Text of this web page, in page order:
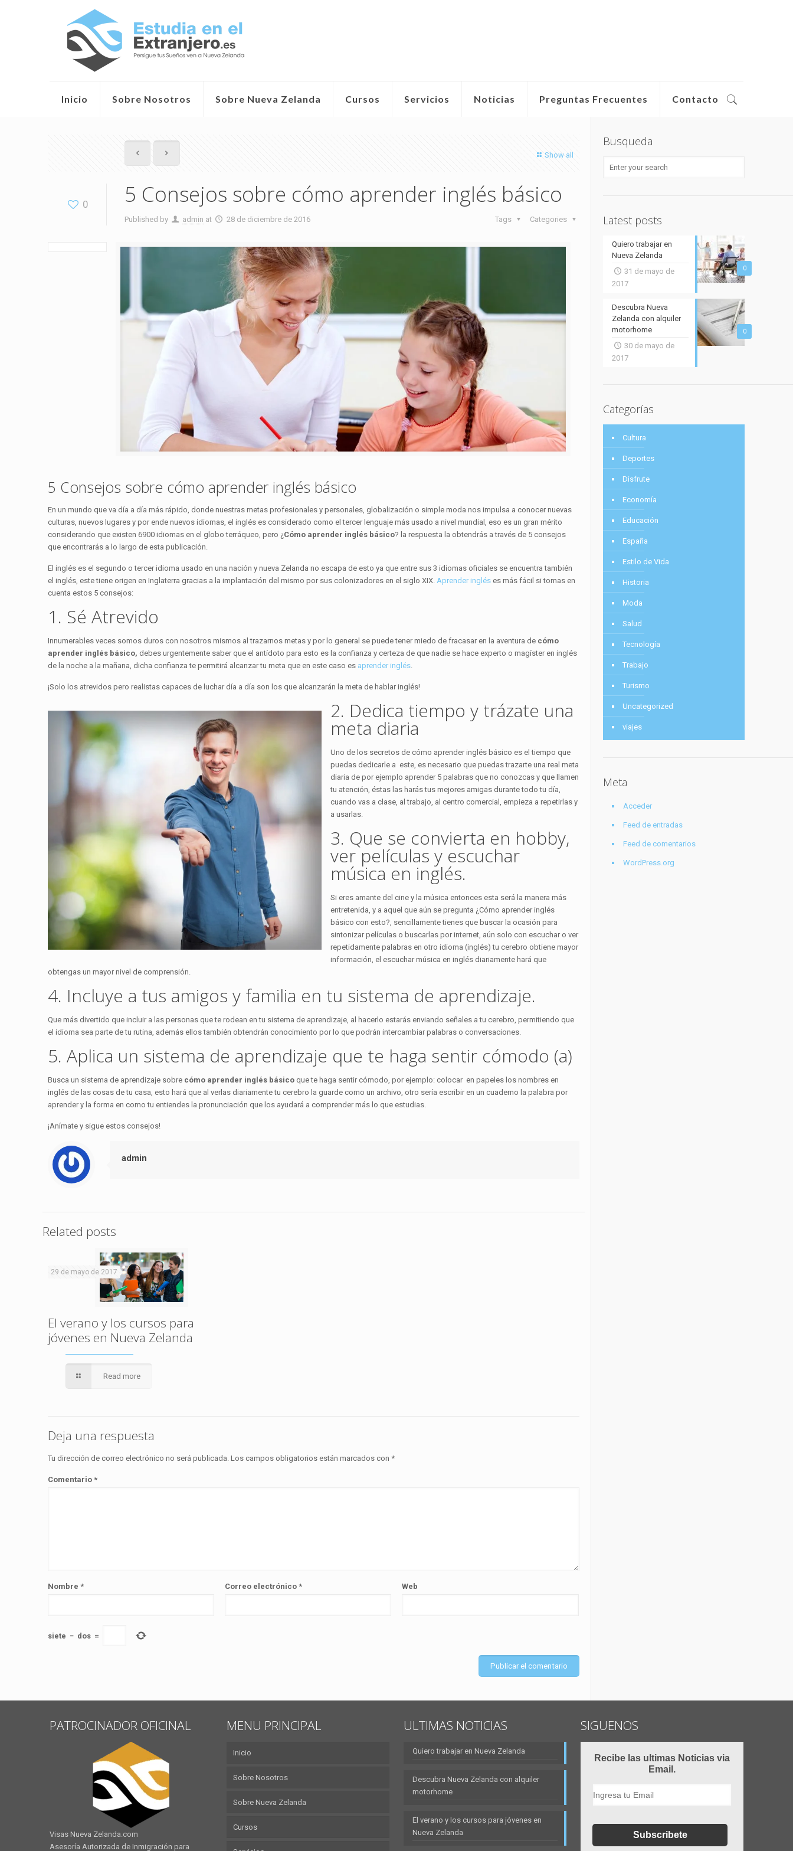
Inicio Sobre Nosotros Sobre Nueva Zelanda Cursos Servicios Noticias Preguntas Frecuentes Contacto
Show all
0 5 Consejos sobre cómo aprender inglés básico
Published by admin at 28 de diciembre de 2016 Categories
Tags
5 Consejos sobre cómo aprender inglés básico
En un mundo que va día a día más rápido, donde nuestras metas profesionales y personales, globalización o simple moda nos impulsa a conocer nuevas
culturas, nuevos lugares y por ende nuevos idiomas, el inglés es considerado como el tercer lenguaje más usado a nivel mundial, eso es un gran mérito
considerando que existen 6900 idiomas en el globo terráqueo, pero ¿ Cómo aprender inglés básico? la respuesta la obtendrás a través de 5 consejos
que encontrarás a lo largo de esta publicación.
El inglés es el segundo o tercer idioma usado en una nación y nueva Zelanda no escapa de esto ya que entre sus 3 idiomas oficiales se encuentra también
el inglés, este tiene origen en Inglaterra gracias a la implantación del mismo por sus colonizadores en el siglo XIX.Aprender inglés es más fácil si tomas en
cuenta estos 5 consejos:
1. Sé Atrevido
Innumerables veces somos duros con nosotros mismos al trazarnos metas y por lo general se puede tener miedo de fracasar en la aventura de cómo
aprender inglés básico, debes urgentemente saber que el antídoto para esto es la confianza y certeza de que nadie se hace experto o magíster en inglés
de la noche a la mañana, dicha confianza te permitirá alcanzar tu meta que en este caso es aprender inglés.
¡Solo los atrevidos pero realistas capaces de luchar día a día son los que alcanzarán la meta de hablar inglés!
2. Dedica tiempo y trázate una
meta diaria
Uno de los secretos de cómo aprender inglés básico es el tiempo que
puedas dedicarle a este, es necesario que puedas trazarte una real meta
diaria de por ejemplo aprender 5 palabras que no conozcas y que llamen
tu atención, éstas las harás tus mejores amigas durante todo tu día,
cuando vas a clase, al trabajo, al centro comercial, empieza a repetirlas y
a usarlas.
3. Que se convierta en hobby,
ver películas y escuchar
música en inglés.
Si eres amante del cine y la música entonces esta será la manera más
entretenida, y a aquel que aún se pregunta ¿Cómo aprender inglés
básico con esto?, sencillamente tienes que buscar la ocasión para
sintonizar películas o buscarlas por internet, aún solo con escuchar o ver
repetidamente palabras en otro idioma (inglés) tu cerebro obtiene mayor
información, el escuchar música en inglés diariamente hará que
obtengas un mayor nivel de comprensión.
4. Incluye a tus amigos y familia en tu sistema de aprendizaje.
Que más divertido que incluir a las personas que te rodean en tu sistema de aprendizaje, al hacerlo estarás enviando señales a tu cerebro, permitiendo que
el idioma sea parte de tu rutina, además ellos también obtendrán conocimiento por lo que podrán intercambiar palabras o conversaciones.
5. Aplica un sistema de aprendizaje que te haga sentir cómodo (a)
Busca un sistema de aprendizaje sobre cómo aprender inglés básico que te haga sentir cómodo, por ejemplo: colocar en papeles los nombres en
inglés de las cosas de tu casa, esto hará que al verlas diariamente tu cerebro la guarde como un archivo, otro sería escribir en un cuaderno la palabra por
aprender y la forma en como tu entiendes la pronunciación que los ayudará a comprender más lo que estudias.
¡Anímate y sigue estos consejos!
admin
Related posts
29 de mayo de 2017
El verano y los cursos para
jóvenes en Nueva Zelanda
Read more
Deja una respuesta
Tu dirección de correo electrónico no será publicada. Los campos obligatorios están marcados con *
Comentario*
Nombre* Correo electrónico* Web
siete − dos =
Busqueda
Latest posts
0
Quiero trabajar en
Nueva Zelanda
31 de mayo de
2017
0
Descubra Nueva
Zelanda con alquiler
motorhome
30 de mayo de
2017
Categorías
Cultura
Deportes
Disfrute
Economía
Educación
España
Estilo de Vida
Historia
Moda
Salud
Tecnología
Trabajo
Turismo
Uncategorized
viajes
Meta
Acceder
Feed de entradas
Feed de comentarios
WordPress.org
PATROCINADOR OFICINAL
Visas Nueva Zelanda.com
Asesoría Autorizada de Inmigración para
MENU PRINCIPAL
Inicio
Sobre Nosotros
Sobre Nueva Zelanda
Cursos
ULTIMAS NOTICIAS
Quiero trabajar en Nueva Zelanda
Descubra Nueva Zelanda con alquiler
motorhome
El verano y los cursos para jóvenes en
Nueva Zelanda
SIGUENOS
Recibe las ultimas Noticias via
Email.